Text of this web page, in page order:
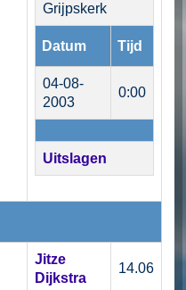
Grijpskerk
Datum Tijd
04-08-
2003
0:00
Uitslagen
Jitze
Dijkstra
14.06